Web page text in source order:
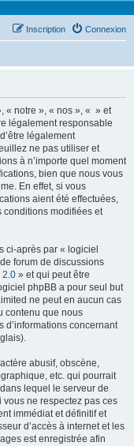
Connexion
Inscription
« notre », « nos », « » et
légalement responsable
légalement
ne pas utiliser et
à n’importe quel moment
bien que nous vous
En effet, si vous
aient été effectuées,
conditions modifiées et
ci-après par « logiciel
forum de discussions
2.0 » et qui peut être
phpBB a pour seul but
ne peut en aucun cas
contenu que nous
d’informations concernant
abusif, obscène,
etc. qui pourrait
lequel le serveur de
ne respectez pas ces
immédiat et définitif et
d’accès à internet et les
est enregistrée afin